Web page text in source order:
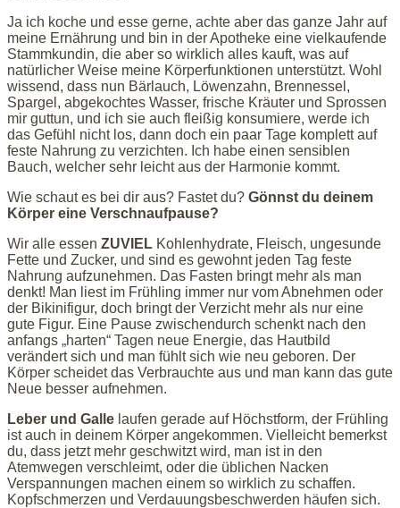
Ja ich koche und esse gerne, achte aber das ganze Jahr auf
meine Ernährung und bin in der Apotheke eine vielkaufende
Stammkundin, die aber so wirklich alles kauft, was auf
natürlicher Weise meine Körperfunktionen unterstützt. Wohl
wissend, dass nun Bärlauch, Löwenzahn, Brennessel,
Spargel, abgekochtes Wasser, frische Kräuter und Sprossen
mir guttun, und ich sie auch fleißig konsumiere, werde ich
das Gefühl nicht los, dann doch ein paar Tage komplett auf
feste Nahrung zu verzichten. Ich habe einen sensiblen
Bauch, welcher sehr leicht aus der Harmonie kommt.
Wie schaut es bei dir aus? Fastet du? Gönnst du deinem
Körper eine Verschnaufpause?
Wir alle essen ZUVIEL Kohlenhydrate, Fleisch, ungesunde
Fette und Zucker, und sind es gewohnt jeden Tag feste
Nahrung aufzunehmen. Das Fasten bringt mehr als man
denkt! Man liest im Frühling immer nur vom Abnehmen oder
der Bikinifigur, doch bringt der Verzicht mehr als nur eine
gute Figur. Eine Pause zwischendurch schenkt nach den
anfangs „harten“ Tagen neue Energie, das Hautbild
verändert sich und man fühlt sich wie neu geboren. Der
Körper scheidet das Verbrauchte aus und man kann das gute
Neue besser aufnehmen.
Leber und Galle laufen gerade auf Höchstform, der Frühling
ist auch in deinem Körper angekommen. Vielleicht bemerkst
du, dass jetzt mehr geschwitzt wird, man ist in den
Atemwegen verschleimt, oder die üblichen Nacken
Verspannungen machen einem so wirklich zu schaffen.
Kopfschmerzen und Verdauungsbeschwerden häufen sich.